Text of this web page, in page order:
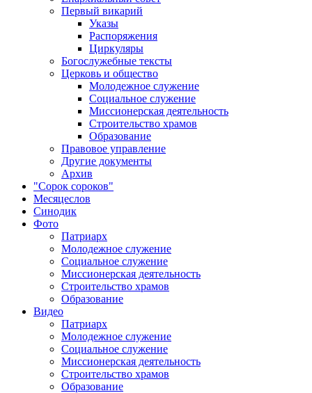
Первый викарий
Указы
Распоряжения
Циркуляры
Богослужебные тексты
Церковь и общество
Молодежное служение
Социальное служение
Миссионерская деятельность
Строительство храмов
Образование
Правовое управление
Другие документы
Архив
"Сорок сороков"
Месяцеслов
Синодик
Фото
Патриарх
Молодежное служение
Социальное служение
Миссионерская деятельность
Строительство храмов
Образование
Видео
Патриарх
Молодежное служение
Социальное служение
Миссионерская деятельность
Строительство храмов
Образование